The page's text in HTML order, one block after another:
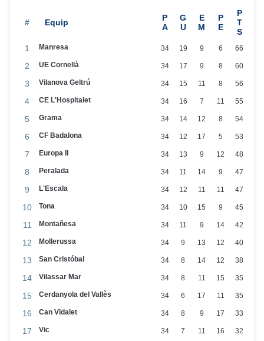
#
1 Manresa 34 19 9 6 66
2 UE Cornellà 34 17 9 8 60
3 Vilanova Geltrú 34 15 11 8 56
4 CE L'Hospitalet 34 16 7 11 55
5 Grama 34 14 12 8 54
6 CF Badalona 34 12 17 5 53
7 Europa II 34 13 9 12 48
8 Peralada 34 11 14 9 47
9 L'Escala 34 12 11 11 47
10 Tona 34 10 15 9 45
11 Montañesa 34 11 9 14 42
12 Mollerussa 34 9 13 12 40
13 San Cristóbal 34 8 14 12 38
14 Vilassar Mar 34 8 11 15 35
15 Cerdanyola del Vallès 34 6 17 11 35
16 Can Vidalet 34 8 9 17 33
17 Vic 34 7 11 16 32